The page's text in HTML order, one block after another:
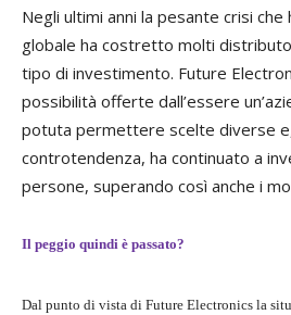
Negli ultimi anni la pesante crisi che
globale ha costretto molti
tipo di investimento. Future
possibilità offerte dall’essere
potuta permettere scelte diverse
controtendenza, ha continuato a
persone, superando così anche i
Il peggio quindi è passato?
Dal punto di vista di Future Electronics la